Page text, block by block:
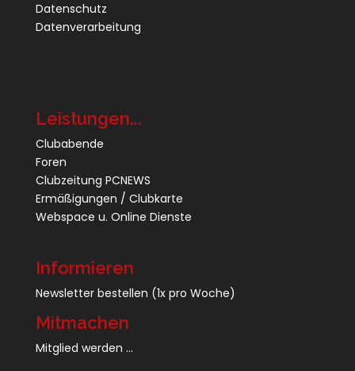
Datenschutz
Datenverarbeitung
Leistungen...
Clubabende
Foren
Clubzeitung PCNEWS
Ermäßigungen / Clubkarte
Webspace u. Online Dienste
Informieren
Newsletter bestellen (1x pro Woche)
Mitmachen
Mitglied werden ...